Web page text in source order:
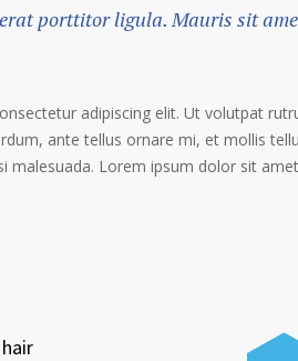
porttitor ligula. Mauris sit
adipiscing elit. Ut volutpat
ante tellus ornare mi, et mollis
malesuada. Lorem ipsum dolor sit